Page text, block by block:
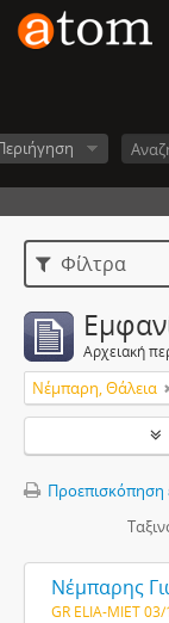
Φίλτρα
Αρχειακή
Νέμπαρη, Θάλεια
Προεπισκόπηση
GR ELIA-MIET